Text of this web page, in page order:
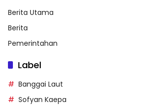
Berita Utama
Berita
Pemerintahan
Label
Banggai Laut
Sofyan Kaepa